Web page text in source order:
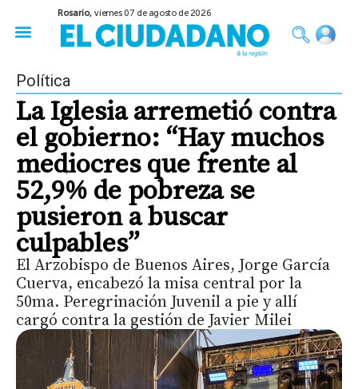
Rosario,viernes 07 de agosto de 2026
Política
La Iglesia arremetió contra
el gobierno: “Hay muchos
mediocres que frente al
52,9% de pobreza se
pusieron a buscar
culpables”
El Arzobispo de Buenos Aires, Jorge García
Cuerva, encabezó la misa central por la
50ma. Peregrinación Juvenil a pie y allí
cargó contra la gestión de Javier Milei